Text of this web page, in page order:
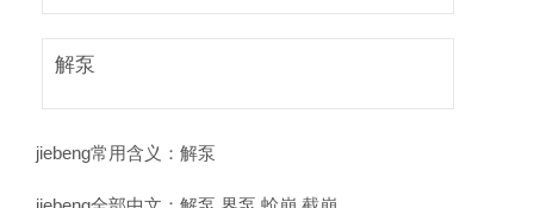
解泵
jiebeng常用含义： 解泵